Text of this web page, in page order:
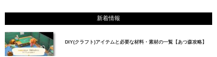
新着情報
DIY(クラフト)アイテムと必要な材料・素材の一覧【あつ森攻略】